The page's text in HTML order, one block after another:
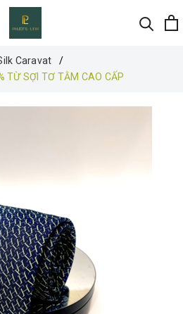
Caravat
TỪ SỢI TƠ TẰM CAO CẤP